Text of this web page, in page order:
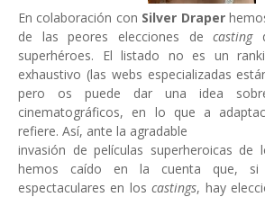
En colaboración con Silver Draper
de las peores elecciones decasting
superhéroes. El listado no es un
exhaustivo (las webs especializadas
pero os puede dar una idea
cinematográficos, en lo que a
refiere. Así, ante la agradable
invasión de películas superheroicas de
hemos caído en la cuenta que, si
espectaculares en loscastings, hay